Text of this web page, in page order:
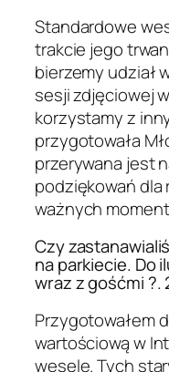
Standardowe
trakcie jego
bierzemy udział
sesji zdjęciowej
korzystamy z
przygotowała
przerywana jest
podziękowań
ważnych
Czy
na parkiecie. Do
wraz z gośćmi ?.
Przygotowałem
wartościową w
wesele. Tych